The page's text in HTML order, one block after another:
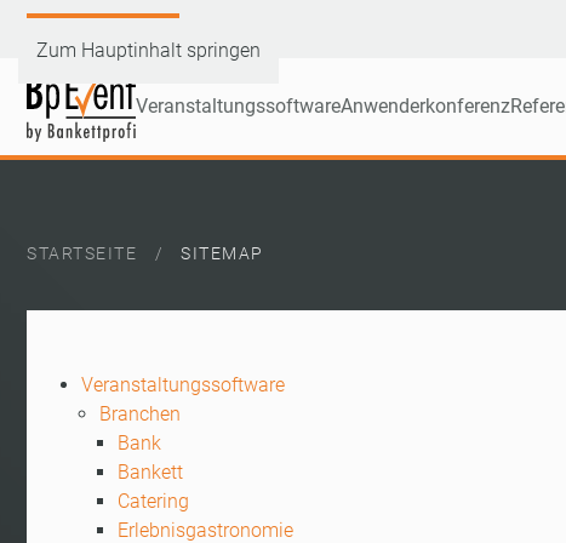
Zum Hauptinhalt springen
VeranstaltungssoftwareAnwenderkonferenz
STARTSEITE SITEMAP
Veranstaltungssoftware
Branchen
Bank
Bankett
Catering
Erlebnisgastronomie